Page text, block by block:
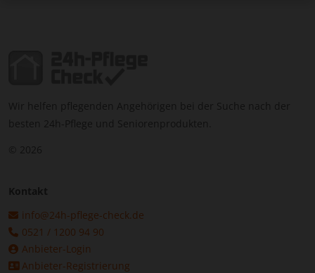
Wir helfen pflegenden Angehörigen bei der Suche nach der
besten 24h-Pflege und Seniorenprodukten.
© 2026
Kontakt
info@24h-pflege-check.de
0521 / 1200 94 90
Anbieter-Login
Anbieter-Registrierung